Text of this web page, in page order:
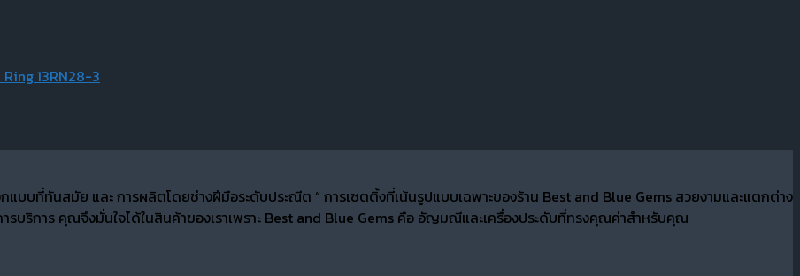
13RN28-3
บที่ทันสมัย และ การผลิตโดยช่างฝีมือระดับประณีต “ การเซตติ้งที่เน้นรูปแบบเฉพาะของร้าน Best and Blue Gems สวยงามและแตกต่าง
บริการ คุณจึงมั่นใจได้ในสินค้าของเราเพราะ Best and Blue Gems คือ อัญมณีและเครื่องประดับที่ทรงคุณค่าสำหรับคุณ